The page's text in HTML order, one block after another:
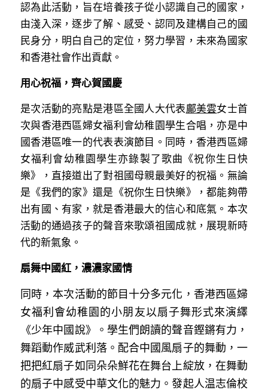
莊豪鋒專欄
香港科技專上書院｜專欄
認為此活動，旨在培養孩子從小認識自己的國家，
由淺入深，逐步了解、感受、認同及建構自己的國
民身分，明白自己的定位，努力學習，未來為國家
和香港社會作出貢獻。
用心祝福，齊心賀國慶
是次活動的亮點是港區全國人大代表鄺美雲女士首
次與香港西區婦女福利會幼稚園學生合唱，亦是中
國香港區唯一的代表表演節目。同時，香港西區婦
女福利會幼稚園學生亦錄製了歌曲《祝你生日快
樂》，直接道出了對祖國母親最美好的祝福。無論
是《我們的家》還是《祝你生日快樂》，都能夠帶
出有國、有家，就是香港最大的信心和底氣。本次
活動的通過孩子的聲音來歌頌祖國成就，展現新時
代的新氣象。
扇舞中國紅，濃濃家國情
同時，本次活動的節目十分多元化，香港西區婦
女福利會幼稚園的小朋友以扇子舞形式來演繹
《少年中國說》。學生們朗讀的聲音鏗鏘有力，
舞蹈動作威武利落。配合中國風扇子的舞動，一
把把紅扇子如同朵朵鮮花在舞台上綻放，在舞動
的扇子中感受中華文化的魅力。發起人温志倫校